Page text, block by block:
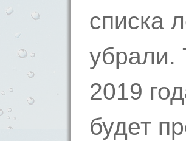
списка
убрали.
2019
будет